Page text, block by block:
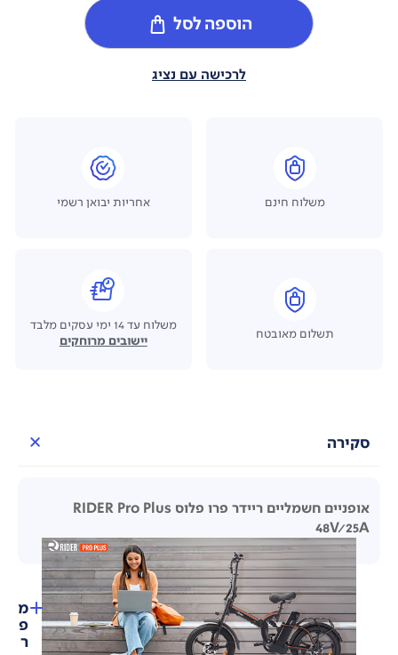
הוספה לסל
לרכישה עם נציג
משלוח חינם אחריות יבואן רשמי
תשלום מאובטח
משלוח עד 14 ימי עסקים מלבד
יישובים מרוחקים
סקירה
אופניים חשמליים ריידר פרו פלוס RIDER Pro Plus
48V/25A
מ
פ
ר